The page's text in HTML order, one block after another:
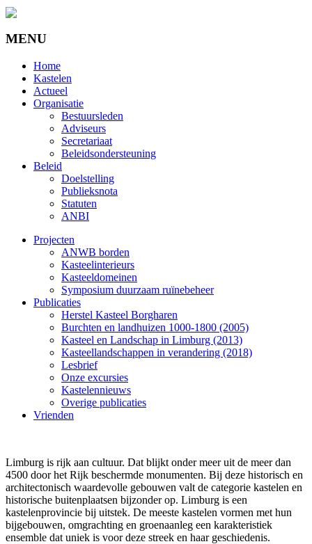
MENU
Home
Kastelen
Actueel
Organisatie
Bestuursleden
Adviseurs
Secretariaat
Beleidsondersteuning
Beleid
Doelstelling
Publieksnota
Statuten
ANBI
Projecten
ANWB borden
Kasteelinterieurs
Kasteeldomeinen
Symposium duurzaam ruïnebeheer
Publicaties
Herstel Kasteel Borgharen
Burchten en landhuizen 1000-1800 (2005)
Kasteel en Landschap in Limburg (2013)
Kasteellandschappen in verandering (2018)
Lesbrief
Onze excursies
Kastelennieuws
Overige publicaties
Vrienden
Limburg is rijk aan cultuur. Dat blijkt onder meer uit de meer dan
4500 door het Rijk beschermde monumenten. Bij deze historisch en
architectonisch waardevolle gebouwen valt de categorie kastelen en
historische buitenplaatsen bijzonder op. Limburg is een
kastelenprovincie bij uitstek. De meeste kastelen vormen met hun
bijgebouwen, omgrachting en groenaanleg een karakteristiek
ensemble dat uniek is voor deze streek en haar geschiedenis.